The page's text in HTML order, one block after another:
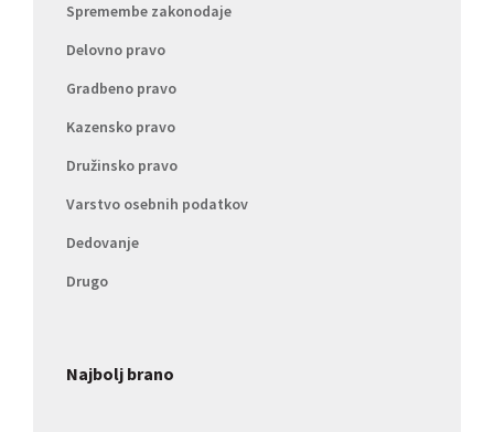
Spremembe zakonodaje
Delovno pravo
Gradbeno pravo
Kazensko pravo
Družinsko pravo
Varstvo osebnih podatkov
Dedovanje
Drugo
Najbolj brano